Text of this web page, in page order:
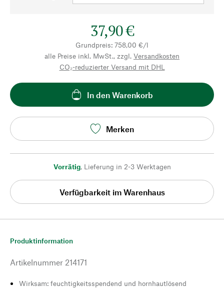
37,90 €
Grundpreis: 758,00 €/l
alle Preise inkl. MwSt., zzgl. Versandkosten
CO₂-reduzierter Versand mit DHL
In den Warenkorb
Merken
Vorrätig, Lieferung in 2-3 Werktagen
Verfügbarkeit im Warenhaus
Produktinformation
Artikelnummer 214171
Wirksam: feuchtigkeitsspendend und hornhautlösend